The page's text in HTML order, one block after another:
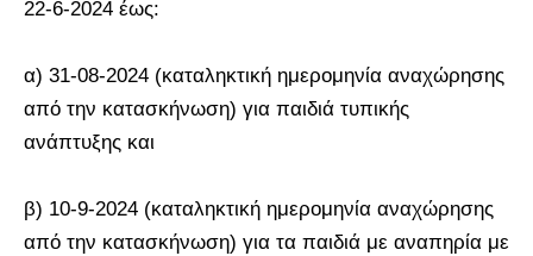
22-6-2024 έως:
α) 31-08-2024 (καταληκτική ημερομηνία αναχώρησης
από την κατασκήνωση) για παιδιά τυπικής
ανάπτυξης και
β) 10-9-2024 (καταληκτική ημερομηνία αναχώρησης
από την κατασκήνωση) για τα παιδιά με αναπηρία με